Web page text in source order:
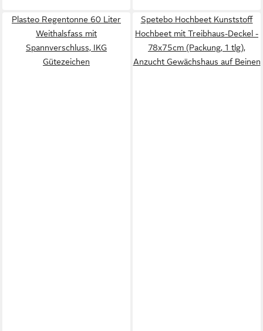
Plasteo Regentonne 60 Liter
Weithalsfass mit
Spannverschluss, IKG
Gütezeichen
Spetebo Hochbeet Kunststoff
Hochbeet mit Treibhaus-Deckel -
78x75cm (Packung, 1 tlg),
Anzucht Gewächshaus auf Beinen